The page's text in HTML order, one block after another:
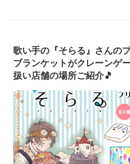
歌い手の『そらる』さんの
ブランケットがクレーンゲ
扱い店舗の場所ご紹介🎵